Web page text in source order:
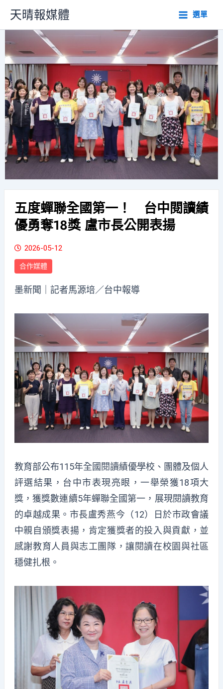
主
要
內
容
天晴報媒體 選單
五度蟬聯全國第一！ 台中閱讀績
優勇奪18獎 盧市長公開表揚
2026-05-12
合作媒體
墨新聞 ｜記者馬源培／台中報導
教育部公布115年全國閱讀績優學校、團體及個人
評選結果，台中市表現亮眼，一舉榮獲18項大
獎，獲獎數連續5年蟬聯全國第一，展現閱讀教育
的卓越成果。市長盧秀燕今（12）日於市政會議
中親自頒獎表揚，肯定獲獎者的投入與貢獻，並
感謝教育人員與志工團隊，讓閱讀在校園與社區
穩健扎根。